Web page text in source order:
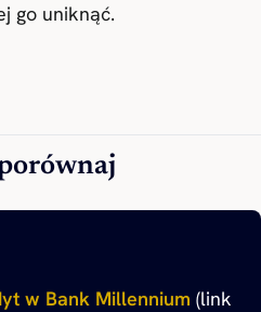
go uniknąć.
w Bank Millennium (link